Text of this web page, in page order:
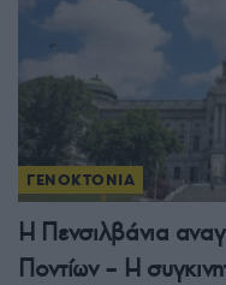
ΓΕΝΟΚΤΟΝΙΑ
Η Πενσιλβάνια
Ποντίων – Η